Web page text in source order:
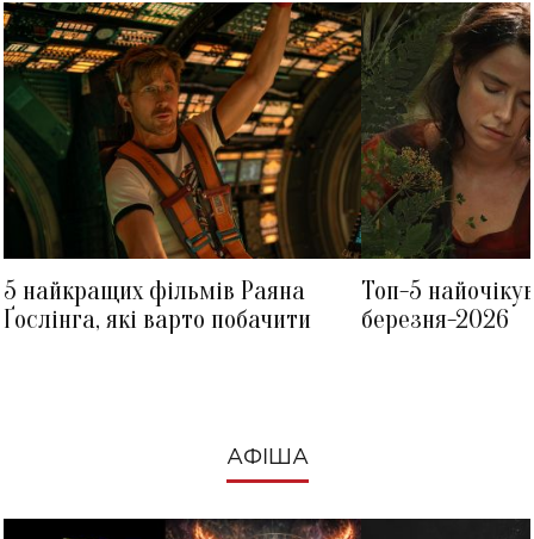
5 найкращих фільмів Раяна
Ґослінга, які варто побачити
Топ-5
березня-2026
АФІША